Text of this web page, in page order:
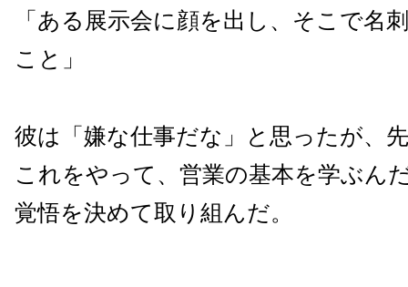
「ある展示会に顔を出し、そこで名
こと」
彼は「嫌な仕事だな」と思ったが、
これをやって、営業の基本を学ぶん
覚悟を決めて取り組んだ。